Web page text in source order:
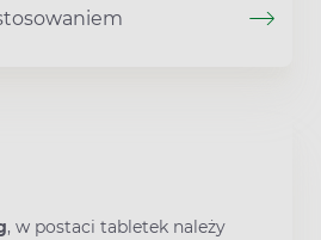
, w postaci tabletek należy